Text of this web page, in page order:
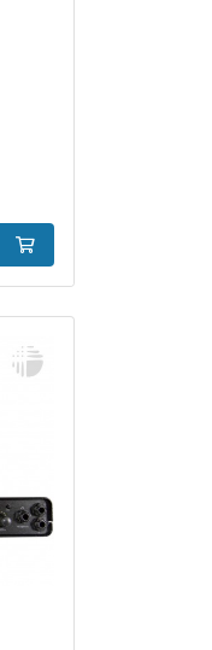
In winkelwagen